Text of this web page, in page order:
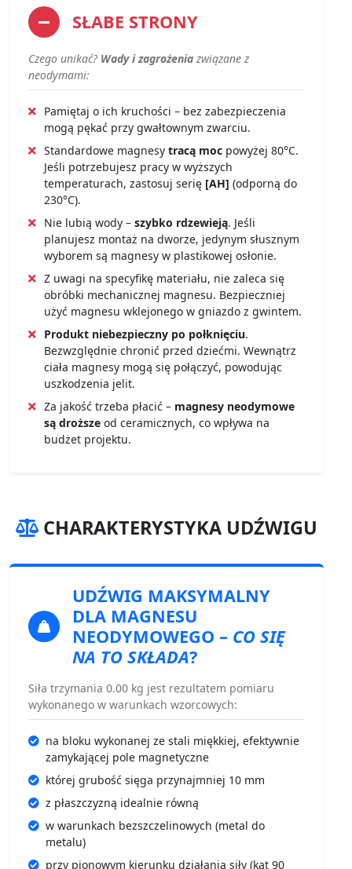
SŁABE STRONY
Czego unikać? Wady i zagrożenia związane z
neodymami:
Pamiętaj o ich kruchości – bez zabezpieczenia
mogą pękać przy gwałtownym zwarciu.
Standardowe magnesy tracą moc powyżej 80°C.
Jeśli potrzebujesz pracy w wyższych
temperaturach, zastosuj serię [AH] (odporną do
230°C).
Nie lubią wody – szybko rdzewieją. Jeśli
planujesz montaż na dworze, jedynym słusznym
wyborem są magnesy w plastikowej osłonie.
Z uwagi na specyfikę materiału, nie zaleca się
obróbki mechanicznej magnesu. Bezpieczniej
użyć magnesu wklejonego w gniazdo z gwintem.
Produkt niebezpieczny po połknięciu.
Bezwzględnie chronić przed dziećmi. Wewnątrz
ciała magnesy mogą się połączyć, powodując
uszkodzenia jelit.
Za jakość trzeba płacić – magnesy neodymowe
są droższe od ceramicznych, co wpływa na
budżet projektu.
CHARAKTERYSTYKA UDŹWIGU
UDŹWIG MAKSYMALNY
DLA MAGNESU
NEODYMOWEGO – CO SIĘ
NA TO SKŁADA?
Siła trzymania 0.00 kg jest rezultatem pomiaru
wykonanego w warunkach wzorcowych:
na bloku wykonanej ze stali miękkiej, efektywnie
zamykającej pole magnetyczne
której grubość sięga przynajmniej 10 mm
z płaszczyzną idealnie równą
w warunkach bezszczelinowych (metal do
metalu)
przy pionowym kierunku działania siły (kąt 90